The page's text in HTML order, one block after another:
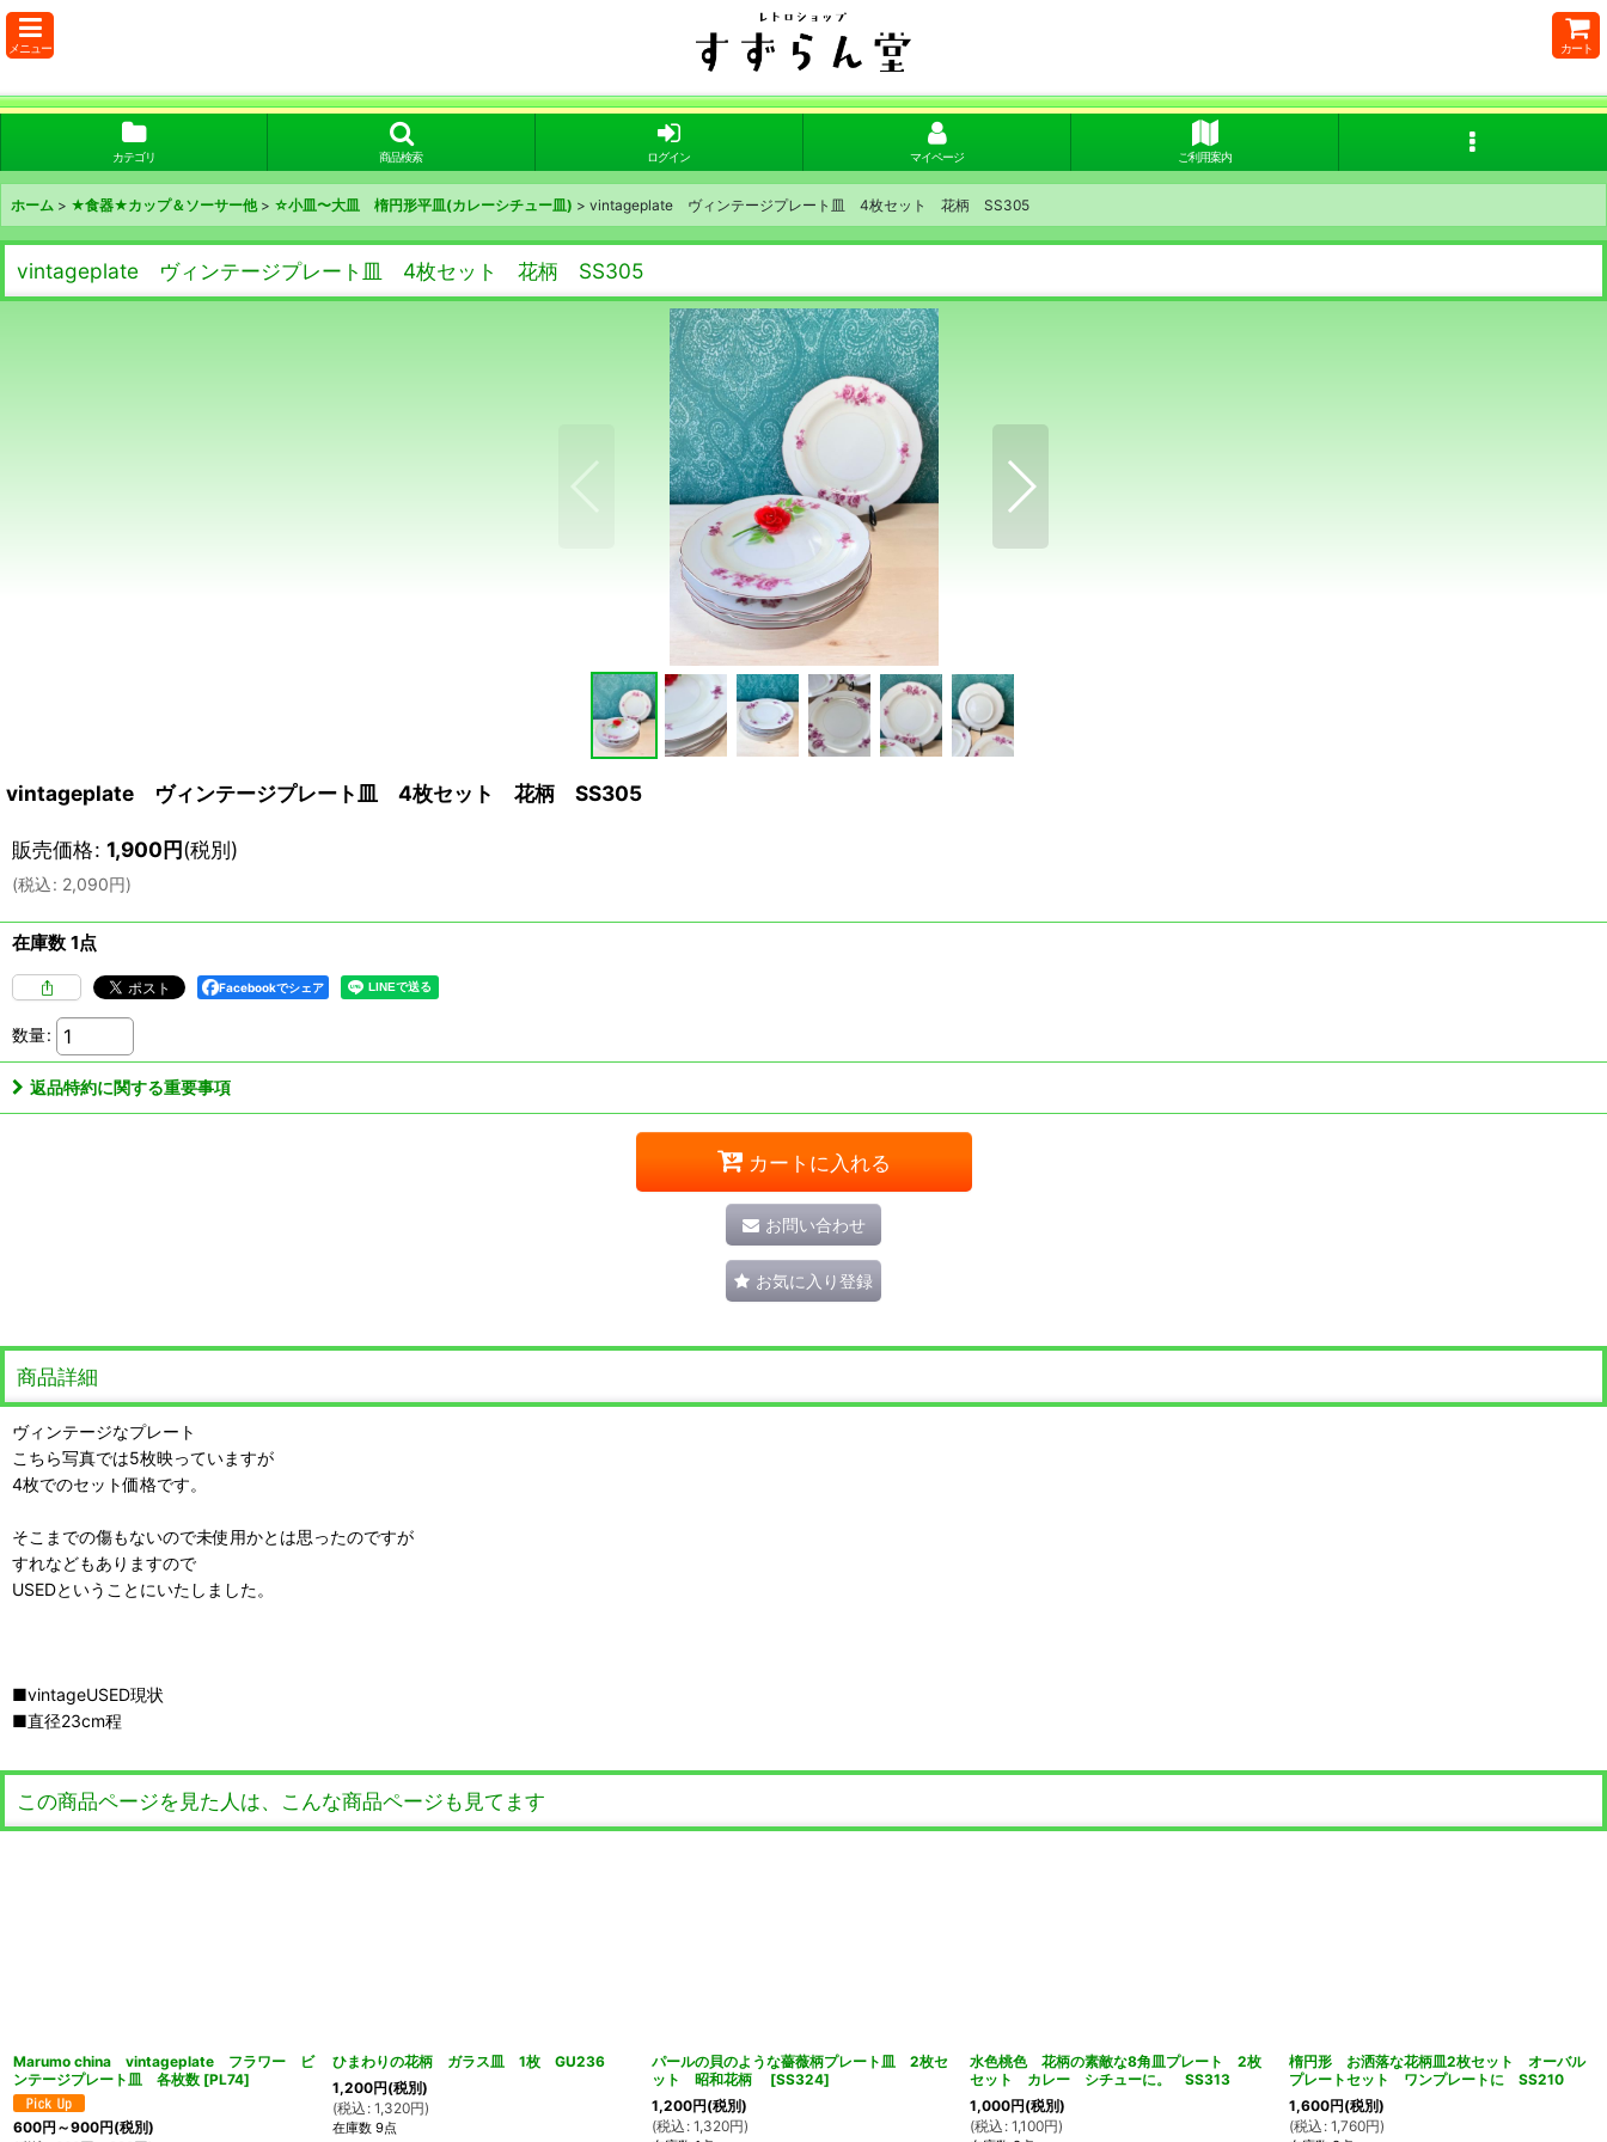
メニュー カート
カテゴリ 商品検索 ログイン マイページ ご利用案内
ホーム > ★食器★カップ＆ソーサー他 > ☆小皿〜大皿 楕円形平皿(カレーシチュー皿) > vintageplate ヴィンテージプレート皿 4枚セット 花柄 SS305
vintageplate ヴィンテージプレート皿 4枚セット 花柄 SS305
vintageplate ヴィンテージプレート皿 4枚セット 花柄 SS305
販売価格: 1,900円(税別)
(税込: 2,090円)
在庫数 1点
Facebookでシェア
数量:
返品特約に関する重要事項
カートに入れる
お問い合わせ
お気に入り登録
商品詳細
ヴィンテージなプレート
こちら写真では5枚映っていますが
4枚でのセット価格です。
そこまでの傷もないので未使用かとは思ったのですが
すれなどもありますので
USEDということにいたしました。
■vintageUSED現状
■直径23cm程
この商品ページを見た人は、こんな商品ページも見てます
Marumo china vintageplate フラワー ビ
ンテージプレート皿 各枚数 [PL74]
600円 ～900円(税別)
ひまわりの花柄 ガラス皿 1枚 GU236
1,200円(税別)
(税込 : 1,320円)
在庫数 9点
パールの貝のような薔薇柄プレート皿 2枚セ
ット 昭和花柄
[SS324]
1,200円(税別)
(税込 : 1,320円)
水色桃色 花柄の素敵な8角皿プレート 2枚
セット カレー シチューに。 SS313
1,000円(税別)
(税込 : 1,100円)
楕円形 お洒落な花柄皿2枚セット オーバル
プレートセット ワンプレートに SS210
1,600円(税別)
(税込 : 1,760円)